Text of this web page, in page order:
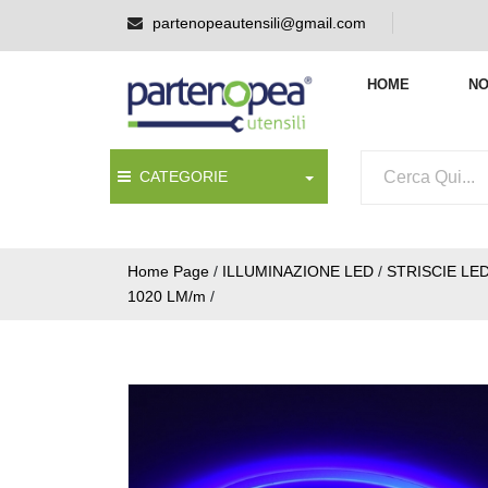
partenopeautensili@gmail.com
HOME
CATEGORIE
Home Page / ILLUMINAZIONE LED / STRISCIE
1020 LM/m /